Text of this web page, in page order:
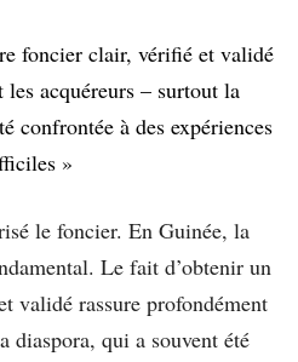
foncier clair, vérifié et validé
les acquéreurs – surtout la
confrontée à des expériences
»
le foncier. En Guinée, la
Le fait d’obtenir un
validé rassure profondément
diaspora, qui a souvent été